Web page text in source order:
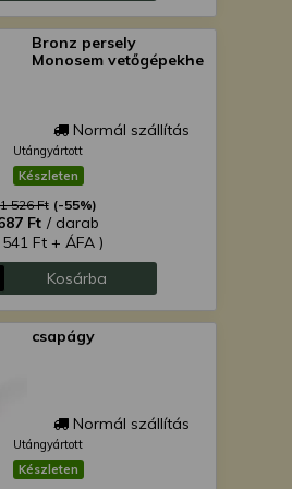
Bronz persely
Monosem vetőgépekhe
Normál szállítás
Utángyártott
Készleten
1 526 Ft (-55%)
Ft / darab
541 Ft + ÁFA )
Kosárba
csapágy
Normál szállítás
Utángyártott
Készleten